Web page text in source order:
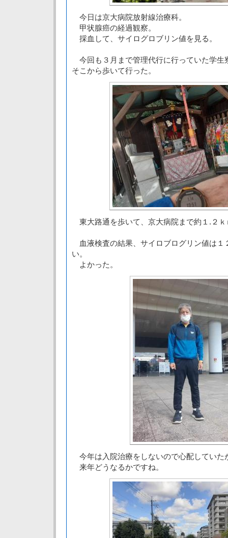
今日は京大病院放射線治療科。
甲状腺癌の経過観察。
採血して、サイログロブリン値を見る。
今回も３月まで管理代行に行っていた学生
そこから歩いて行った。
東大路通を歩いて、京大病院まで約１.２ｋ
血液検査の結果、サイロブログリン値は
い。
よかった。
今年は入院治療をしないので心配していた
来年どうなるかですね。